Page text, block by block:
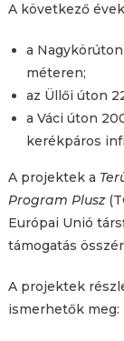
A következő
a
méteren;
az Üllői úton
a Váci úton
kerékpáros
A projektek a
Program Plusz
Európai Unió
támogatás
A projektek
ismerhetők meg: